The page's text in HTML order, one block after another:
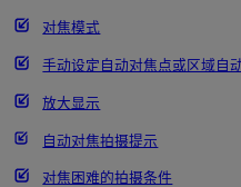
对焦模式
手动设定自动对焦点或区域自
放大显示
自动对焦拍摄提示
对焦困难的拍摄条件